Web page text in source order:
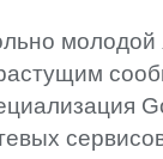
молодой